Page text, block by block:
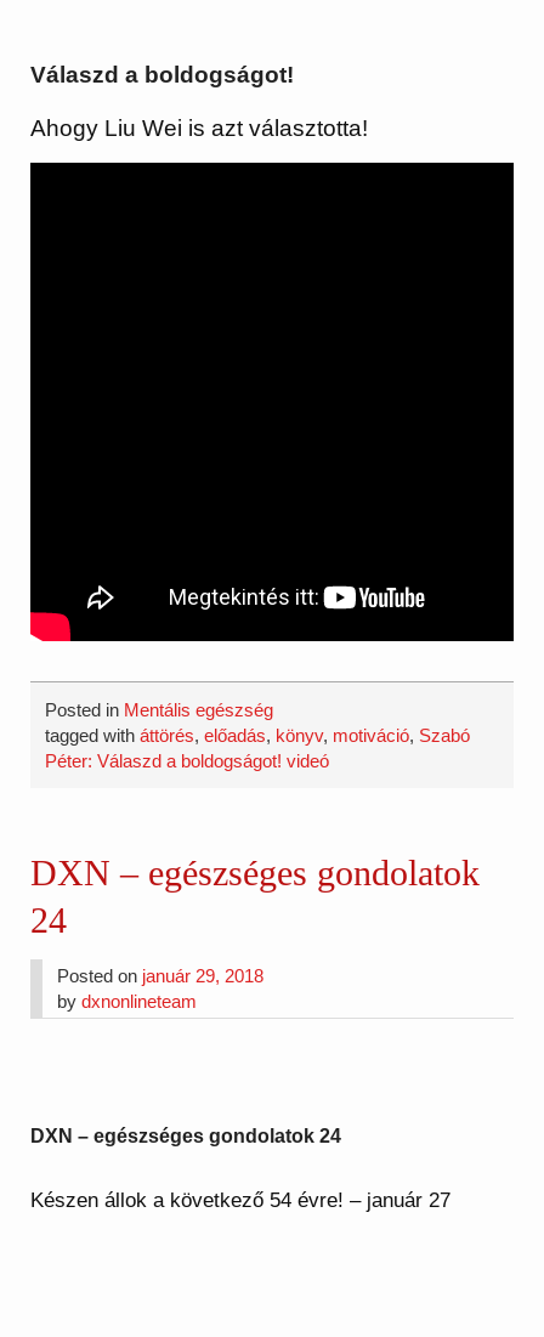
Válaszd a boldogságot!
Ahogy Liu Wei is azt választotta!
Posted in Mentális egészség
tagged witháttörés,előadás, könyv, motiváció, Szabó
Péter: Válaszd a boldogságot! videó
DXN – egészséges gondolatok
24
Posted on január 29, 2018
bydxnonlineteam
DXN – egészséges gondolatok 24
Készen állok a következő 54 évre! – január 27